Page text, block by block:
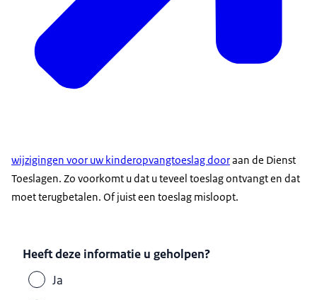
wijzigingen voor uw kinderopvangtoeslag dooraan de Dienst
Toeslagen. Zo voorkomt u dat u teveel toeslag ontvangt en dat
moet terugbetalen. Of juist een toeslag misloopt.
Heeft deze informatie u geholpen?
Ja